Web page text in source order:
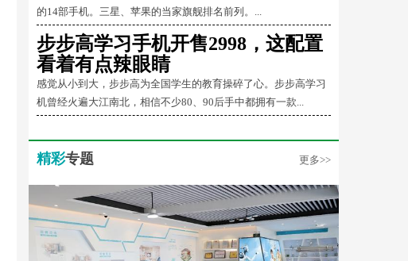
的14部手机。三星、苹果的当家旗舰排名前列。...
步步高学习手机开售2998，这配置
看着有点辣眼睛
感觉从小到大，步步高为全国学生的教育操碎了心。步步高学习
机曾经火遍大江南北，相信不少80、90后手中都拥有一款...
精彩专题 更多>>